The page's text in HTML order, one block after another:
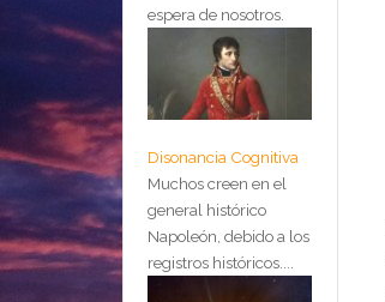
espera de nosotros.
Disonancia Cognitiva
Muchos creen en el
general histórico
Napoleón, debido a los
registros históricos....